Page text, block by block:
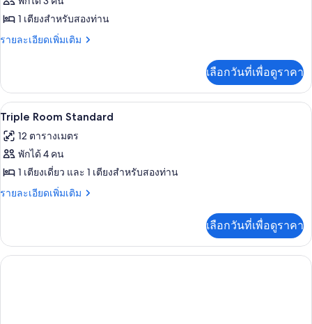
1 เตียงสำหรับสองท่าน
รายละเอียดเพิ่มเติม
ราย
เกี่ยว
กับ
Double
Room
Standard
เลือกวันที่เพื่อดูราคา
เปิด
ภาพถ่าย
ทั้งหมด
ของ
Triple
1
Triple Room Standard
12 ตารางเมตร
พักได้ 4 คน
1 เตียงเดี่ยว และ 1 เตียงสำหรับสองท่าน
รายละเอียดเพิ่มเติม
ราย
เกี่ยว
กับ
Triple
เลือกวันที่เพื่อดูราคา